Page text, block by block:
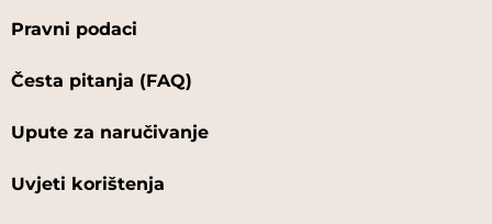
Pravni podaci
Česta pitanja (FAQ)
Upute za naručivanje
Uvjeti korištenja